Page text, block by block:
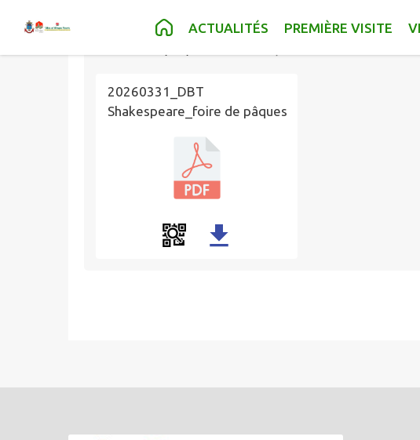
Contenu Recherche Pied de page
ACTUALITÉS PREMIÈRE VISITE
20260331_DBT
Shakespeare_foire de pâques